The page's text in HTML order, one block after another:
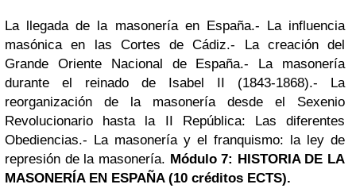
La llegada de la masonería en España.- La influencia
masónica en las Cortes de Cádiz.- La creación del
Grande Oriente Nacional de España.- La masonería
durante el reinado de Isabel II (1843-1868).- La
reorganización de la masonería desde el Sexenio
Revolucionario hasta la II República: Las diferentes
Obediencias.- La masonería y el franquismo: la ley de
represión de la masonería. Módulo 7: HISTORIA DE LA
MASONERÍA EN ESPAÑA (10 créditos ECTS).